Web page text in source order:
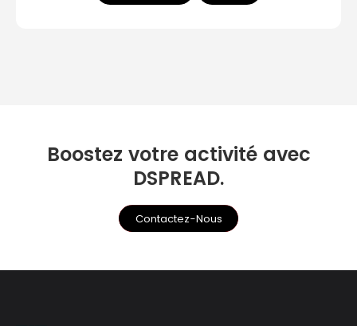
Boostez votre activité avec
DSPREAD.
Contactez-Nous